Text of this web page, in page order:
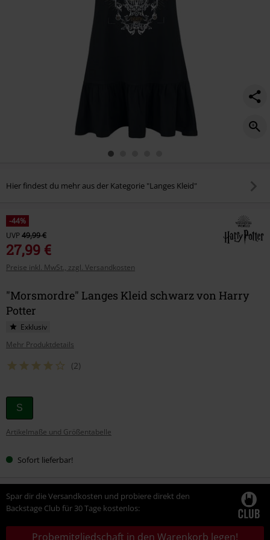
Hier findest du mehr aus der Kategorie "Langes Kleid"
-44%
UVP49,99 €
27,99 €
Preise inkl. MwSt., zzgl. Versandkosten
"Morsmordre" Langes Kleid schwarz von Harry
Potter
Exklusiv
Mehr Produktdetails
(2)
Wähle
deine
Größe
S
Artikelmaße und Größentabelle
Sofort lieferbar!
Spar dir die Versandkosten und probiere direkt den
Backstage Club für 30 Tage kostenlos:
Probemitgliedschaft in den Warenkorb legen!